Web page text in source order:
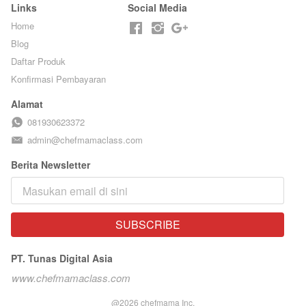
Links
Home
Blog
Daftar Produk
Konfirmasi Pembayaran
Social Media
Alamat
081930623372
admin@chefmamaclass.com
Berita Newsletter
`
SUBSCRIBE
PT. Tunas Digital Asia
www.chefmamaclass.com
@2026 chefmama Inc.